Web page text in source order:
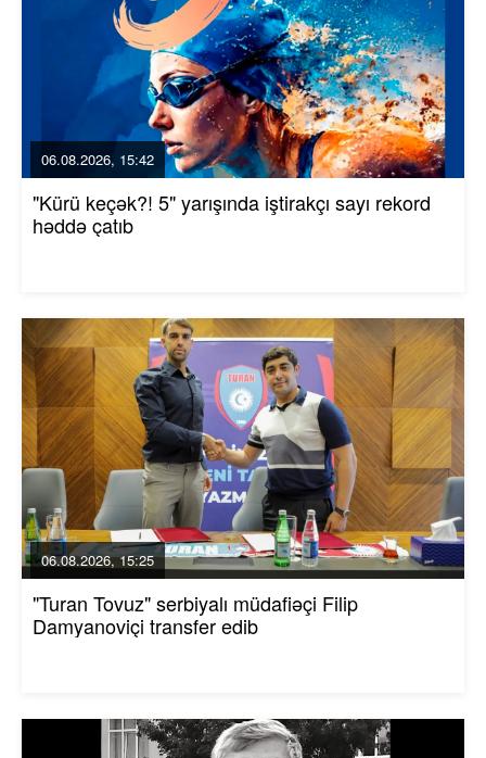
06.08.2026, 15:42
"Kürü keçək?! 5" yarışında iştirakçı sayı rekord
həddə çatıb
06.08.2026, 15:25
"Turan Tovuz" serbiyalı müdafiəçi Filip
Damyanoviçi transfer edib